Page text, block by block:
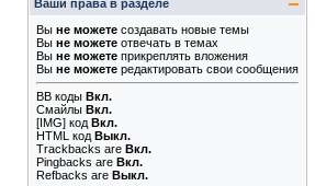
Ваши права в разделе
Вы не можете создавать новые темы
Вы не можете отвечать в темах
Вы не можете прикреплять вложения
Вы не можете редактировать свои сообщения
BB коды Вкл.
Смайлы Вкл.
[IMG] код Вкл.
HTML код Выкл.
Trackbacks are Вкл.
Pingbacks are Вкл.
Refbacks are Выкл.